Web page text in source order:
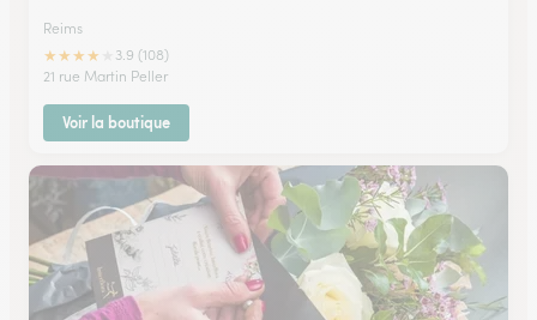
Reims
★★★★
3.9 (108)
21 rue Martin Peller
Voir la boutique